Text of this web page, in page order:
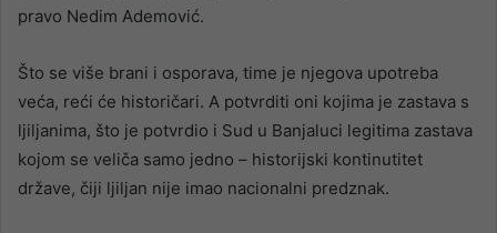
pravo Nedim Ademović.
Što se više brani i osporava, time je njegova upotreba
veća, reći će historičari. A potvrditi oni kojima je zastava s
ljiljanima, što je potvrdio i Sud u Banjaluci legitima zastava
kojom se veliča samo jedno – historijski kontinutitet
države, čiji ljiljan nije imao nacionalni predznak.